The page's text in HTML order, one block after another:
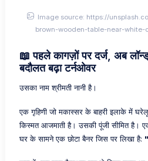
Image source: https://
brown-wooden-table-near-
📖 पहले कागज़ों पर दर्ज, अब
बदौलत बढ़ा टर्नओवर
उसका नाम श्रीमती नानी है।
एक गृहिणी जो मकास्सर के बाहरी इलाके में
किस्मत आजमाती है। उसकी पूंजी सीमित है।
घर के सामने एक छोटा बैनर जिस पर लिखा है: